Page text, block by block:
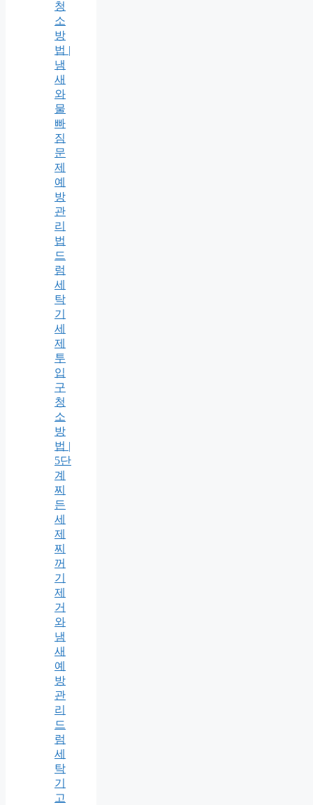
청
소
방
법 |
냄
새
와
물
빠
짐
문
제
예
방
관
리
법
드
럼
세
탁
기
세
제
투
입
구
청
소
방
법 |
5단
계
찌
든
세
제
찌
꺼
기
제
거
와
냄
새
예
방
관
리
드
럼
세
탁
기
고